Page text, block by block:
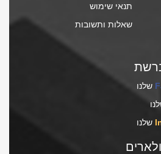
תנאי שימוש
שאלות ותשובות
שלנו
שלנו